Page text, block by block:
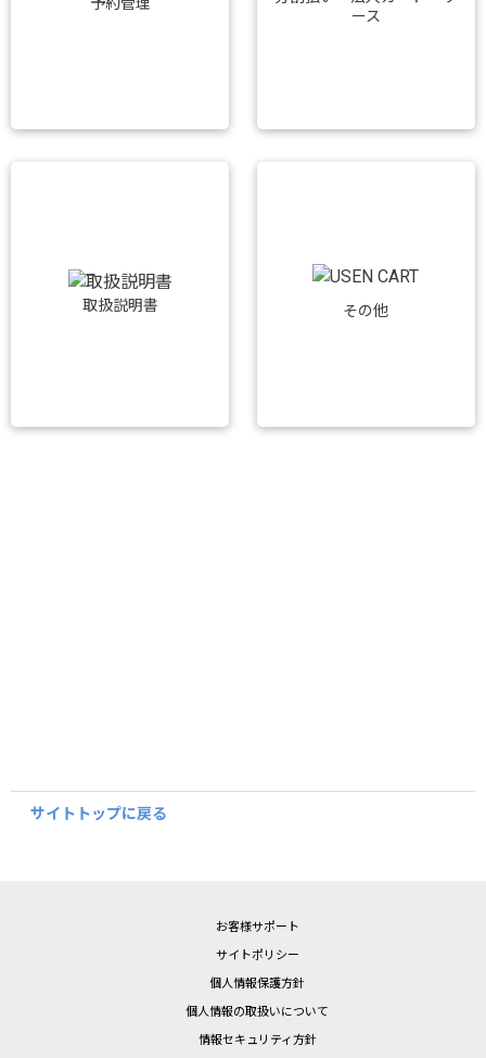
ース
取扱説明書 その他
サイトトップに戻る
お客様サポート
サイトポリシー
個人情報保護方針
個人情報の取扱いについて
情報セキュリティ方針